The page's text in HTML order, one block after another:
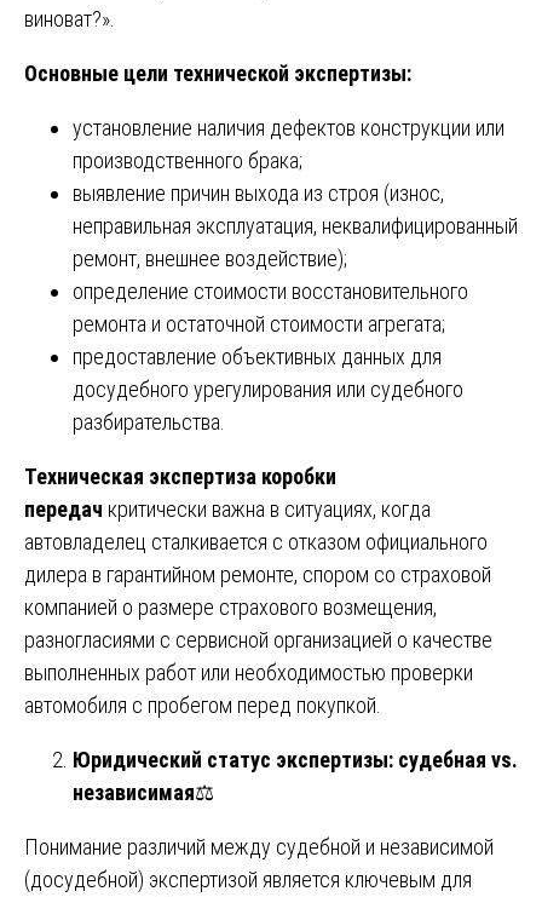
виноват?».
Основные цели технической экспертизы:
установление наличия дефектов конструкции или
производственного брака;
выявление причин выхода из строя (износ,
неправильная эксплуатация, неквалифицированный
ремонт, внешнее воздействие);
определение стоимости восстановительного
ремонта и остаточной стоимости агрегата;
предоставление объективных данных для
досудебного урегулирования или судебного
разбирательства.
Техническая экспертиза коробки
передач критически важна в ситуациях, когда
автовладелец сталкивается с отказом официального
дилера в гарантийном ремонте, спором со страховой
компанией о размере страхового возмещения,
разногласиями с сервисной организацией о качестве
выполненных работ или необходимостью проверки
автомобиля с пробегом перед покупкой.
Юридический статус экспертизы: судебная vs.
независимая⚖️
Понимание различий между судебной и независимой
(досудебной) экспертизой является ключевым для